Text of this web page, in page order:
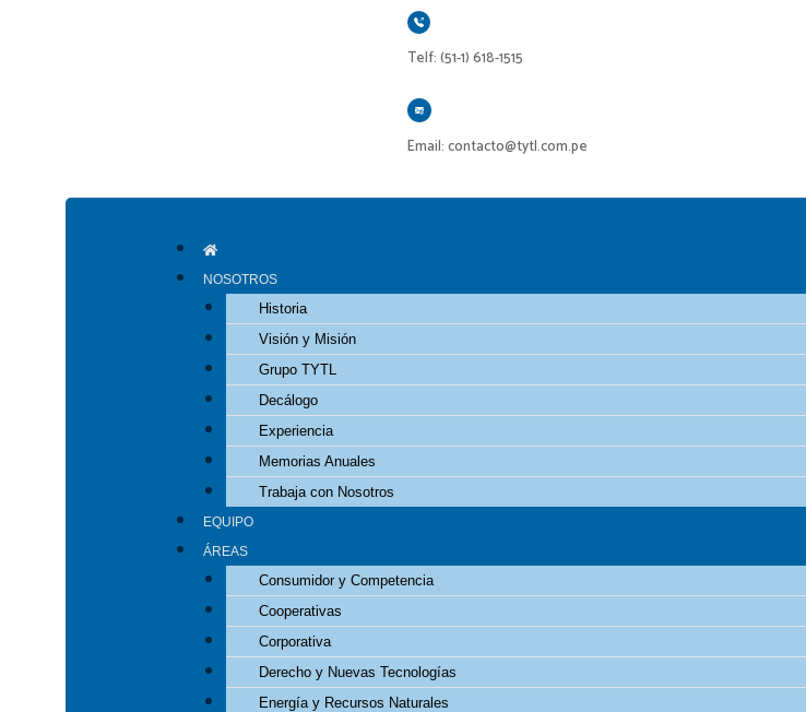
Telf: (51-1) 618-1515
Email: contacto@tytl.com.pe
NOSOTROS
Historia
Visión y Misión
Grupo TYTL
Decálogo
Experiencia
Memorias Anuales
Trabaja con Nosotros
EQUIPO
ÁREAS
Consumidor y Competencia
Cooperativas
Corporativa
Derecho y Nuevas Tecnologías
Energía y Recursos Naturales